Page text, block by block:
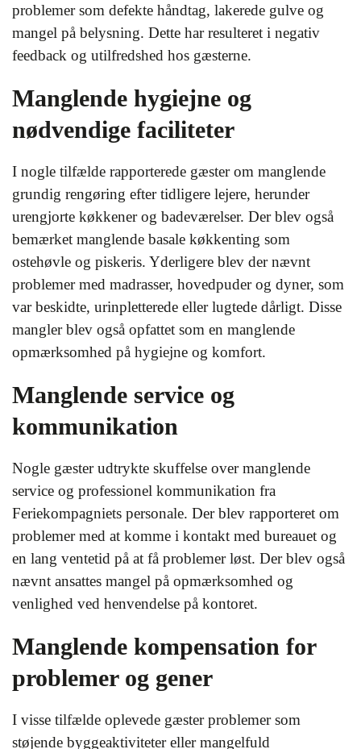
problemer som defekte håndtag, lakerede gulve og
mangel på belysning. Dette har resulteret i negativ
feedback og utilfredshed hos gæsterne.
Manglende hygiejne og
nødvendige faciliteter
I nogle tilfælde rapporterede gæster om manglende
grundig rengøring efter tidligere lejere, herunder
urengjorte køkkener og badeværelser. Der blev også
bemærket manglende basale køkkenting som
ostehøvle og piskeris. Yderligere blev der nævnt
problemer med madrasser, hovedpuder og dyner, som
var beskidte, urinpletterede eller lugtede dårligt. Disse
mangler blev også opfattet som en manglende
opmærksomhed på hygiejne og komfort.
Manglende service og
kommunikation
Nogle gæster udtrykte skuffelse over manglende
service og professionel kommunikation fra
Feriekompagniets personale. Der blev rapporteret om
problemer med at komme i kontakt med bureauet og
en lang ventetid på at få problemer løst. Der blev også
nævnt ansattes mangel på opmærksomhed og
venlighed ved henvendelse på kontoret.
Manglende kompensation for
problemer og gener
I visse tilfælde oplevede gæster problemer som
støjende byggeaktiviteter eller mangelfuld